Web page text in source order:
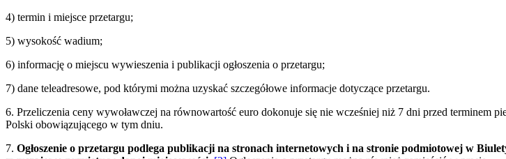
4) termin i miejsce przetargu;
5) wysokość wadium;
6) informację o miejscu wywieszenia i publikacji ogłoszenia o przetargu;
7) dane teleadresowe, pod którymi można uzyskać szczegółowe informacje dotyczące przetargu.
6. Przeliczenia ceny wywoławczej na równowartość euro dokonuje się nie wcześniej niż 7 dni przed terminem
Polski obowiązującego w tym dniu.
7. Ogłoszenie o przetargu podlega publikacji na stronach internetowych i na stronie podmiotowej w